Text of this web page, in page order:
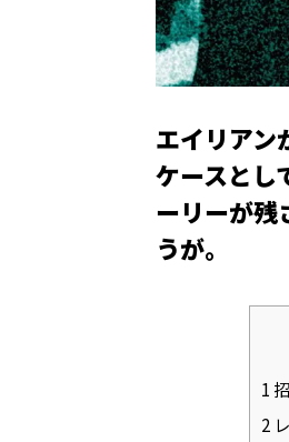
エイリアン
ケースとし
ーリーが残
うが――。
1
2